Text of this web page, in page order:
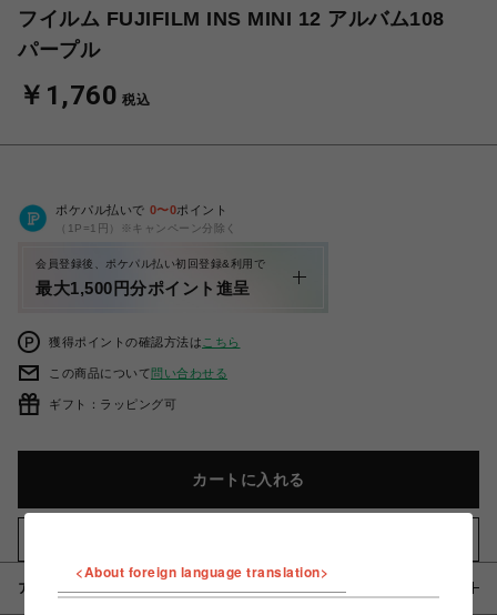
フイルム FUJIFILM INS MINI 12 アルバム108
パープル
￥1,760 税込
ポケパル払いで 0〜0ポイント
（1P=1円）※キャンペーン分除く
会員登録後、ポケパル払い初回登録&利用で
最大1,500円分ポイント進呈
獲得ポイントの確認方法は こちら
この商品について問い合わせる
ギフト：ラッピング可
カートに入れる
アイテム説明 / 素材
<About foreign language translation>